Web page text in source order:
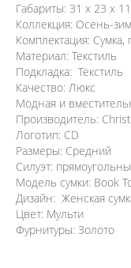
Габариты: 31 x 23 x
Коллекция: Осень-
Комплектация:
Материал: Текстиль
Подкладка: Текстиль
Качество: Люкс
Модная и
Производитель:
Логотип: CD
Размеры: Средний
Силуэт:
Модель сумки: Book
Дизайн: Женская
Цвет: Мульти
Фурнитуры: Золото